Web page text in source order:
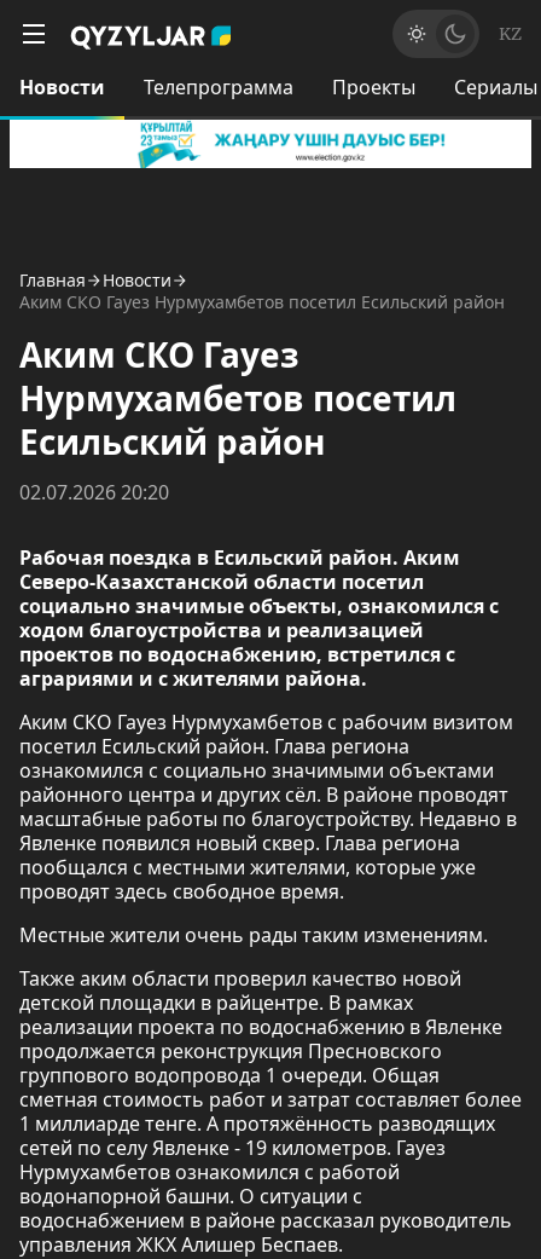
KZ
Новости Телепрограмма Проекты Сериалы
Главная
Новости
Аким СКО Гауез Нурмухамбетов посетил Есильский район
Аким СКО Гауез
Нурмухамбетов посетил
Есильский район
02.07.2026 20:20
Рабочая поездка в Есильский район. Аким
Северо-Казахстанской области посетил
социально значимые объекты, ознакомился с
ходом благоустройства и реализацией
проектов по водоснабжению, встретился с
аграриями и с жителями района.
Аким СКО Гауез Нурмухамбетов с рабочим визитом
посетил Есильский район. Глава региона
ознакомился с социально значимыми объектами
районного центра и других сёл. В районе проводят
масштабные работы по благоустройству. Недавно в
Явленке появился новый сквер. Глава региона
пообщался с местными жителями, которые уже
проводят здесь свободное время.
Местные жители очень рады таким изменениям.
Также аким области проверил качество новой
детской площадки в райцентре. В рамках
реализации проекта по водоснабжению в Явленке
продолжается реконструкция Пресновского
группового водопровода 1 очереди. Общая
сметная стоимость работ и затрат составляет более
1 миллиарде тенге. А протяжённость разводящих
сетей по селу Явленке - 19 километров. Гауез
Нурмухамбетов ознакомился с работой
водонапорной башни. О ситуации с
водоснабжением в районе рассказал руководитель
управления ЖКХ Алишер Беспаев.